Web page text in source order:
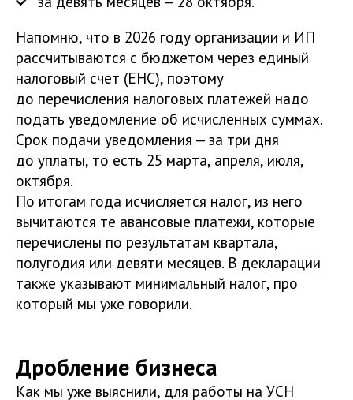
Напомню, что в 2026 году организации и ИП
рассчитываются с бюджетом через единый
налоговый счет (ЕНС), поэтому
до перечисления налоговых платежей надо
подать уведомление об исчисленных суммах.
Срок подачи уведомления — за три дня
до уплаты, то есть 25 марта, апреля, июля,
октября.
По итогам года исчисляется налог, из него
вычитаются те авансовые платежи, которые
перечислены по результатам квартала,
полугодия или девяти месяцев. В декларации
также указывают минимальный налог, про
который мы уже говорили.
Дробление бизнеса
Как мы уже выяснили, для работы на УСН